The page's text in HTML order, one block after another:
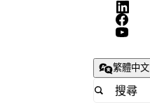
繁體中文